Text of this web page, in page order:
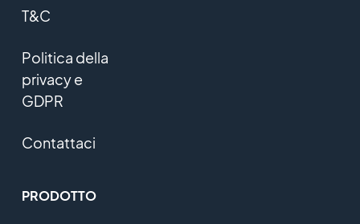
T&C
Politica della
privacy e
GDPR
Contattaci
PRODOTTO